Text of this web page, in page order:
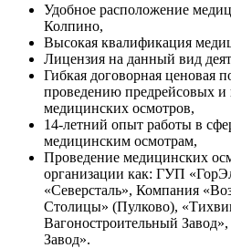
Удобное расположение
Колпино,
Высокая квалификация
Лицензия на данный вид
Гибкая договорная ценовая
проведению предрейсовых и
медицинских осмотров,
14-летний опыт работы в
медицинским осмотрам,
Проведение медицинских
организации как: ГУП
«Северсталь», Компания
Столицы» (Пулково),
Вагоностроительный
Завод».